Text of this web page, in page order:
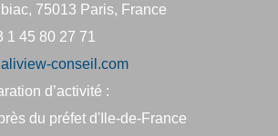
75013 Paris, France
1 45 80 27 71
conseil.com
d’activité :
du préfet d'Ile-de-France